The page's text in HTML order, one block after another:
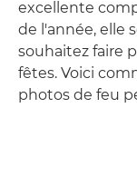
excellente
de l'année, elle
souhaitez faire
fêtes. Voici
photos de feu